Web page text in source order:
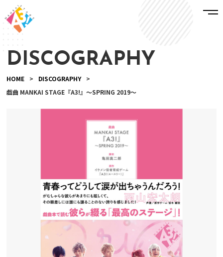
DISCOGRAPHY
HOME > DISCOGRAPHY
>
戯曲 MANKAI STAGE『A3!』～SPRING 2019～